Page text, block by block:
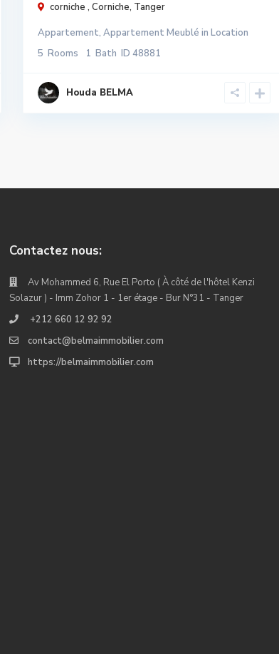
corniche , Corniche, Tanger
Appartement, Appartement Meublé in Location
5 Rooms 1 Bath ID 48881
Houda BELMA
Contactez nous:
Av Mohammed 6, Rue El Porto ( À côté de l'hôtel Kenzi
Solazur ) - Imm Zohor 1 - 1er étage - Bur N°31 - Tanger
+212 660 12 92 92
contact@belmaimmobilier.com
https://belmaimmobilier.com